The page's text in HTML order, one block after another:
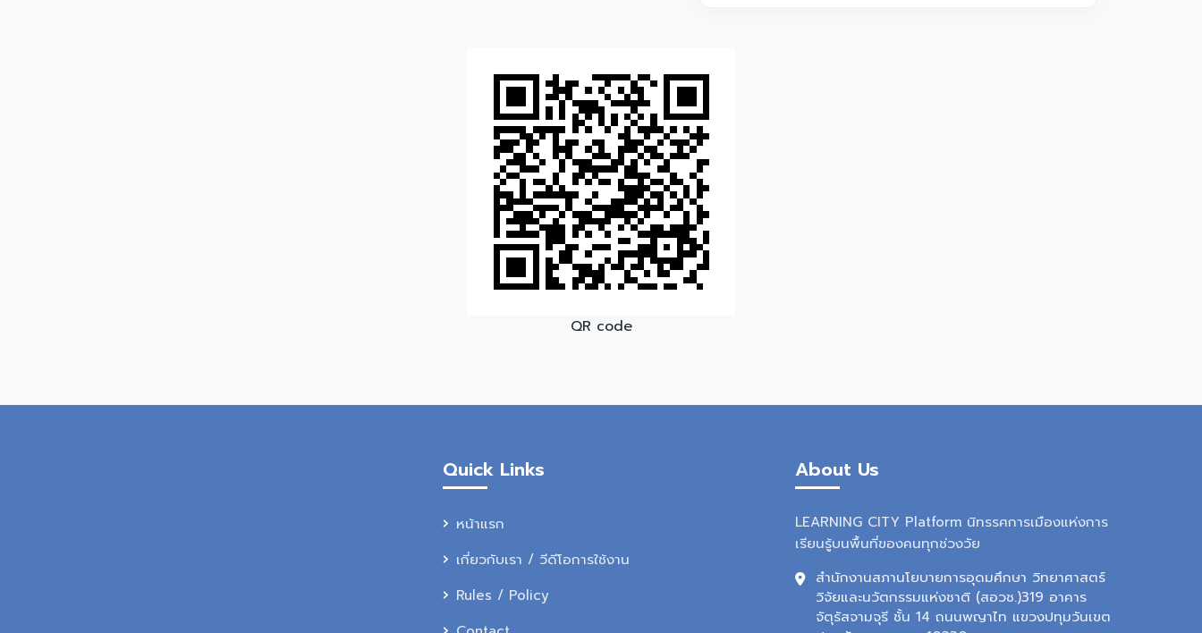
QR code
Quick Links
หน้าแรก
เกี่ยวกับเรา / วีดีโอการใช้งาน
Rules / Policy
About Us
LEARNING CITY Platform นิทรรศการเมืองแห่งการ
เรียนรู้บนพื้นที่ของคนทุกช่วงวัย
สำนักงานสภานโยบายการอุดมศึกษา วิทยาศาสตร์
วิจัยและนวัตกรรมแห่งชาติ (สอวช.)319 อาคาร
จัตุรัสจามจุรี ชั้น 14 ถนนพญาไท แขวงปทุมวันเขต